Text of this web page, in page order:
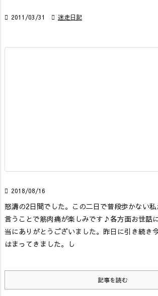
 2011/03/31  迷走日記
 2018/08/16
怒濤の2日間でした。この二日で普段歩かない
言うことで筋肉痛が楽しみです♪各方面お世話
当にありがとうございました。 昨日に引き続き
はまってきました。
し
記事を読む